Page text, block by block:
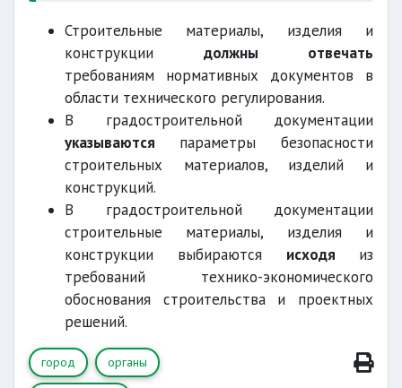
Строительные материалы, изделия и
конструкции должны отвечать
требованиям нормативных документов в
области технического регулирования.
В градостроительной документации
указываются параметры безопасности
строительных материалов, изделий и
конструкций.
В градостроительной документации
строительные материалы, изделия и
конструкции выбираются исходя из
требований технико-экономического
обоснования строительства и проектных
решений.
город органы